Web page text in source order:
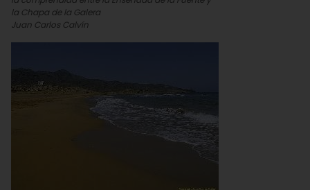
la Chapa de la Galera
Juan Carlos Calvín